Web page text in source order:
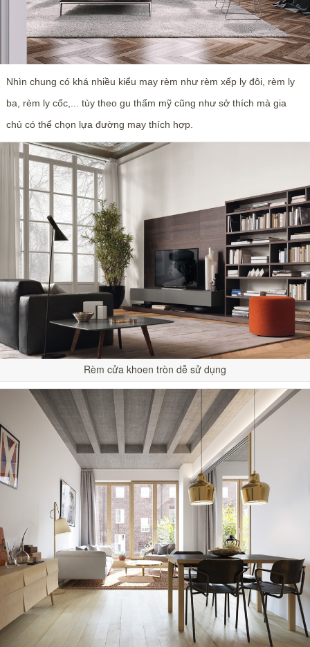
Nhìn chung có khá nhiều kiểu may rèm như rèm xếp ly đôi, rèm ly
ba, rèm ly cốc,... tùy theo gu thẩm mỹ cũng như sở thích mà gia
chủ có thể chọn lựa đường may thích hợp.
Rèm cửa khoen tròn dễ sử dụng